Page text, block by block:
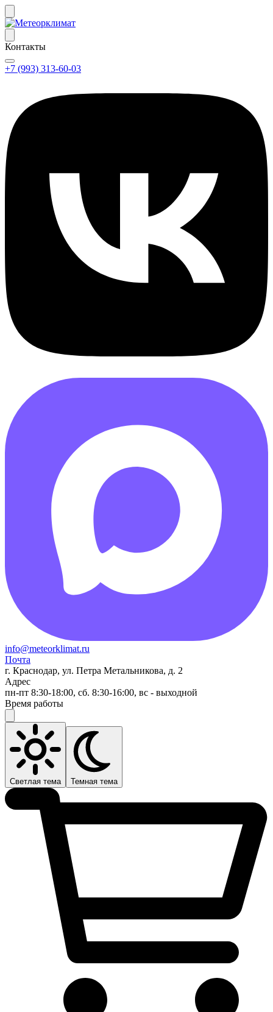
Контакты
+7 (993) 313-60-03
info@meteorklimat.ru
Почта
г. Краснодар, ул. Петра Метальникова, д. 2
Адрес
пн-пт 8:30-18:00, сб. 8:30-16:00, вс - выходной
Время работы
Светлая тема Темная тема